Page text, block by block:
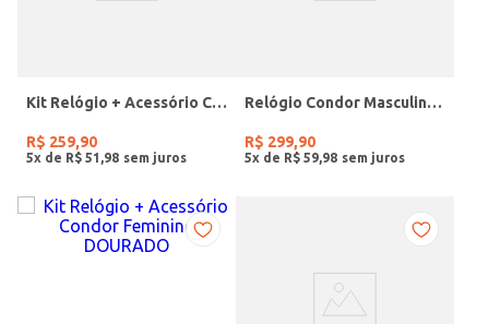
Kit Relógio + Acessório Condor Feminino DOURADO
R$ 259,90
5x de R$ 51 98
Relógio Condor Masculino PRETO
R$ 299,90
5x de R$ 59 98